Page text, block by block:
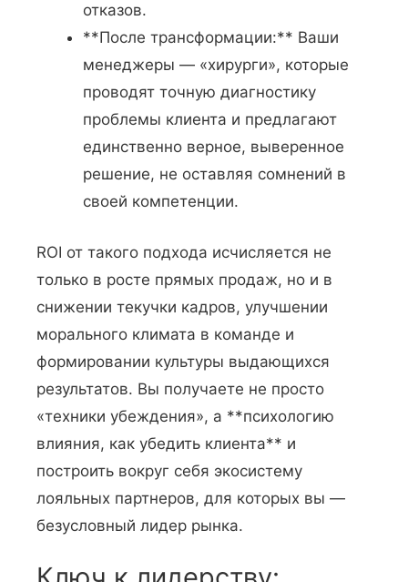
отказов.
**После трансформации:** Ваши
менеджеры — «хирурги», которые
проводят точную диагностику
проблемы клиента и предлагают
единственно верное, выверенное
решение, не оставляя сомнений в
своей компетенции.
ROI от такого подхода исчисляется не
только в росте прямых продаж, но и в
снижении текучки кадров, улучшении
морального климата в команде и
формировании культуры выдающихся
результатов. Вы получаете не просто
«техники убеждения», а **психологию
влияния, как убедить клиента** и
построить вокруг себя экосистему
лояльных партнеров, для которых вы —
безусловный лидер рынка.